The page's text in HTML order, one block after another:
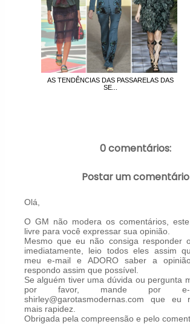
AS TENDÊNCIAS DAS PASSARELAS DAS
SE...
0 comentários:
Postar um comentário
Olá,
O GM não modera os comentários,
livre para você expressar sua opinião.
Mesmo que eu não consiga responder
imediatamente, leio todos eles assim
meu e-mail e ADORO saber a
respondo assim que possível.
Se alguém tiver uma dúvida ou pergunta
por favor, mande por e-
shirley@garotasmodernas.com que eu
mais rapidez.
Obrigada pela compreensão e pelo